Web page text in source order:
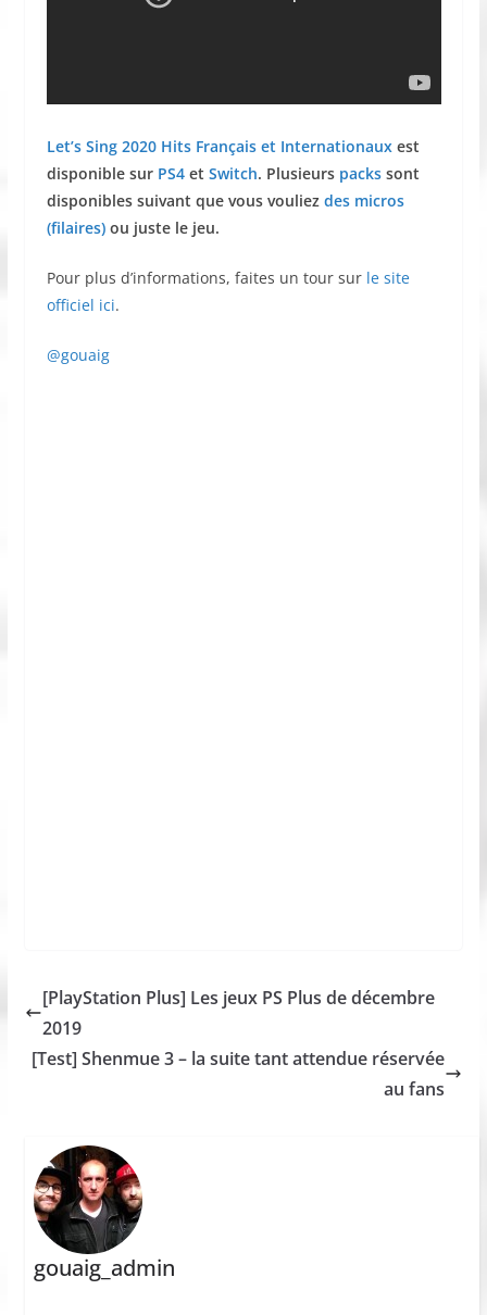
Let’s Sing 2020 Hits Français et Internationauxest
disponible sur PS4et Switch. Plusieurs packssont
disponibles suivant que vous vouliez des micros
(filaires)ou juste le jeu.
Pour plus d’informations, faites un tour sur le site
officiel ici.
@gouaig
[PlayStation Plus] Les jeux PS Plus de décembre
2019
[Test] Shenmue 3 – la suite tant attendue réservée
au fans
gouaig_admin